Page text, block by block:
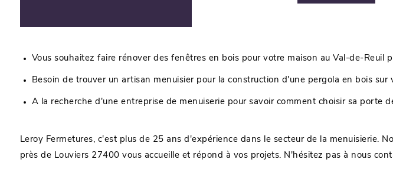
Vous souhaitez faire rénover des fenêtres en bois pour votre maison au Val-de-Reuil
Besoin de trouver un artisan menuisier pour la construction d'une pergola en bois sur
A la recherche d'une entreprise de menuiserie pour savoir comment choisir sa porte
Leroy Fermetures, c'est plus de 25 ans d'expérience dans le secteur de la menuisierie.
près de Louviers 27400 vous accueille et répond à vos projets. N'hésitez pas à nous